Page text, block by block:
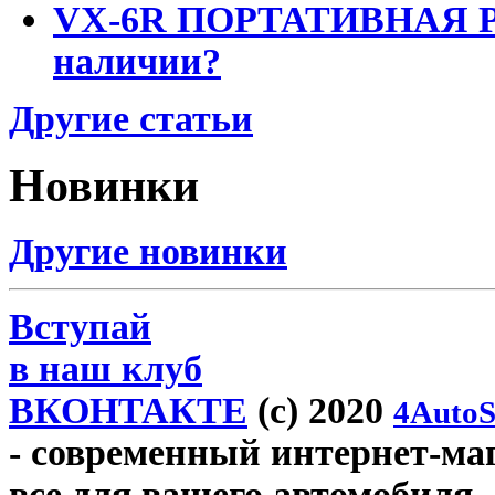
VX-6R ПОРТАТИВНАЯ
наличии?
Другие статьи
Новинки
Другие новинки
Вступай
в наш клуб
ВКОНТАКТЕ (c) 2020
- современный интернет-